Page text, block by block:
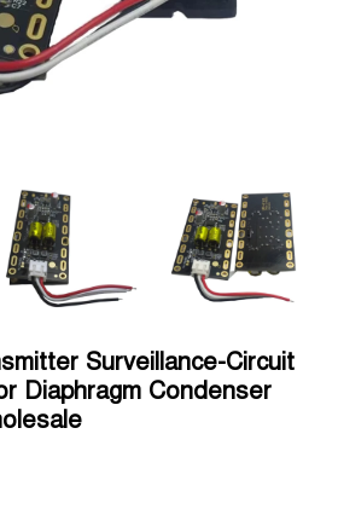
Surveillance-Circuit
Diaphragm Condenser